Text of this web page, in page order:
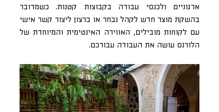
ארגוניים ולכנסי עבודה בקבוצות קטנות. כשמדובר
בהשקת מוצר חדש לקהל נבחר או ברצון ליצור קשר אישי
עם לקוחות מובילים, האווירה האינטימית והמיוחדת של
הלורנס עושה את העבודה עבורכם.